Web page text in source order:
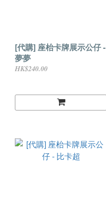
[代購] 座枱卡牌展示公仔 -
夢夢
HK$240.00